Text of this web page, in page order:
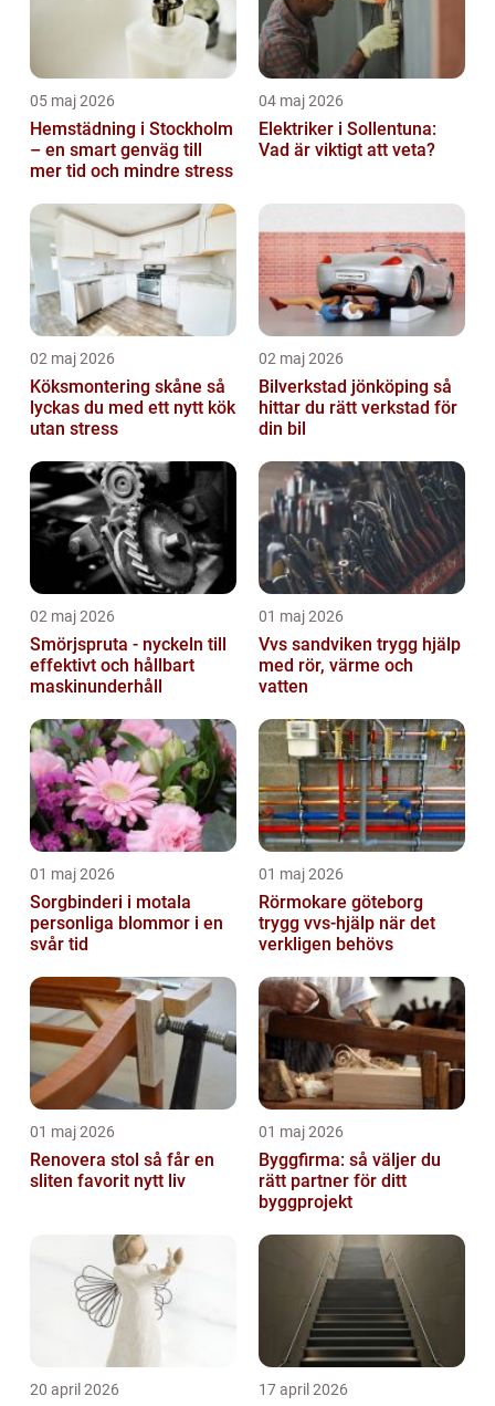
05 maj 2026
Hemstädning i Stockholm
– en smart genväg till
mer tid och mindre stress
04 maj 2026
Elektriker i Sollentuna:
Vad är viktigt att veta?
02 maj 2026
Köksmontering skåne så
lyckas du med ett nytt kök
utan stress
02 maj 2026
Bilverkstad jönköping så
hittar du rätt verkstad för
din bil
02 maj 2026
Smörjspruta - nyckeln till
effektivt och hållbart
maskinunderhåll
01 maj 2026
Vvs sandviken trygg hjälp
med rör, värme och
vatten
01 maj 2026
Sorgbinderi i motala
personliga blommor i en
svår tid
01 maj 2026
Rörmokare göteborg
trygg vvs-hjälp när det
verkligen behövs
01 maj 2026
Renovera stol så får en
sliten favorit nytt liv
01 maj 2026
Byggfirma: så väljer du
rätt partner för ditt
byggprojekt
20 april 2026 17 april 2026